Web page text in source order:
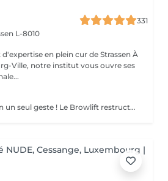
331
L-8010
en plein cur de Strassen À
Ville, notre institut vous ouvre ses
Sublimez vos sourcils en un seul geste ! Le Browlift restructure et redessine vos sourcils pour un effet lifté, naturel et harmonieux. Le soin Bo Repaire nourrit et fortifie vos poils, tandis que la teinture apporte intensité et uniformité pour un résultat éclatant. Prestation rapide et efficace en seulement 45 minutes pour des sourcils parfaitement définis, soignés et irrésistibles !